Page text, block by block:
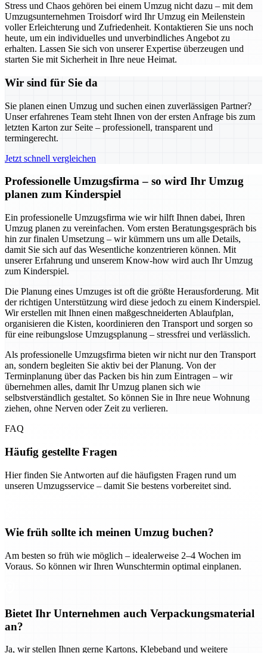
Stress und Chaos gehören bei einem Umzug nicht dazu – mit dem
Umzugsunternehmen Troisdorf wird Ihr Umzug ein Meilenstein
voller Erleichterung und Zufriedenheit. Kontaktieren Sie uns noch
heute, um ein individuelles und unverbindliches Angebot zu
erhalten. Lassen Sie sich von unserer Expertise überzeugen und
starten Sie mit Sicherheit in Ihre neue Heimat.
Wir sind für Sie da
Sie planen einen Umzug und suchen einen zuverlässigen Partner?
Unser erfahrenes Team steht Ihnen von der ersten Anfrage bis zum
letzten Karton zur Seite – professionell, transparent und
termingerecht.
Jetzt schnell vergleichen
Professionelle Umzugsfirma – so wird Ihr Umzug
planen zum Kinderspiel
Ein professionelle Umzugsfirma wie wir hilft Ihnen dabei, Ihren
Umzug planen zu vereinfachen. Vom ersten Beratungsgespräch bis
hin zur finalen Umsetzung – wir kümmern uns um alle Details,
damit Sie sich auf das Wesentliche konzentrieren können. Mit
unserer Erfahrung und unserem Know-how wird auch Ihr Umzug
zum Kinderspiel.
Die Planung eines Umzuges ist oft die größte Herausforderung. Mit
der richtigen Unterstützung wird diese jedoch zu einem Kinderspiel.
Wir erstellen mit Ihnen einen maßgeschneiderten Ablaufplan,
organisieren die Kisten, koordinieren den Transport und sorgen so
für eine reibungslose Umzugsplanung – stressfrei und verlässlich.
Als professionelle Umzugsfirma bieten wir nicht nur den Transport
an, sondern begleiten Sie aktiv bei der Planung. Von der
Terminplanung über das Packen bis hin zum Eintragen – wir
übernehmen alles, damit Ihr Umzug planen sich wie
selbstverständlich gestaltet. So können Sie in Ihre neue Wohnung
ziehen, ohne Nerven oder Zeit zu verlieren.
FAQ
Häufig gestellte Fragen
Hier finden Sie Antworten auf die häufigsten Fragen rund um
unseren Umzugsservice – damit Sie bestens vorbereitet sind.
Wie früh sollte ich meinen Umzug buchen?
Am besten so früh wie möglich – idealerweise 2–4 Wochen im
Voraus. So können wir Ihren Wunschtermin optimal einplanen.
Bietet Ihr Unternehmen auch Verpackungsmaterial
an?
Ja, wir stellen Ihnen gerne Kartons, Klebeband und weitere